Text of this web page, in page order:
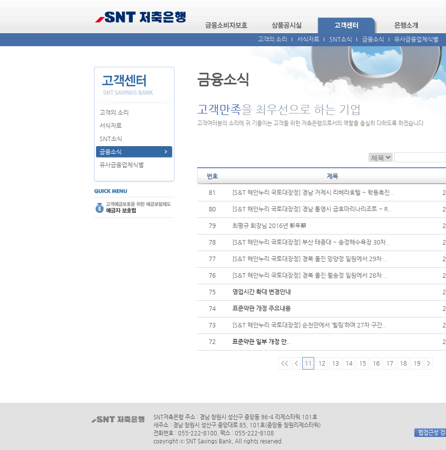
고객의 소리 서식자료 SNT소식 금융소식 유사금융업체식별
고객의 소리
서식자료
SNT소식
금융소식
유사금융업체식별
금융소식
고객만족을 최우선으로 하는 기업
고객여러분의 소리에 귀 기울이는 고객을 위한 저축은행으로서의 역할을 충실히 다하도록 하겠습니다.
번호 제목
<< < 11 12 13 14 15 16 17 18 19 >
81 [S&T 해안누리 국토대장정] 경남 거제시 리베라호텔 ~ 학동흑진..
80 [S&T 해안누리 국토대장정] 경남 통영시 금호마리나리조트 ~ R..
79 최평규 회장님 2016년 新年辭
78 [S&T 해안누리 국토대장정] 부산 태종대 ~ 송정해수욕장 30차..
77 [S&T 해안누리 국토대장정] 경북 울진 망양정 일원에서 29차 ..
76 [S&T 해안누리 국토대장정] 경북 울진 월송정 일원에서 28차 ..
75 영업시간 확대 변경안내
74 표준약관 개정 주요내용
73 [S&T 해안누리 국토대장정] 순천만에서 ‘힐링’하며 27차 구간..
72 표준약관 일부 개정 안..
SNT저축은행 주소 : 경남 창원시 성산구 중앙동 96-4 리제스타워 101호
새주소 : 경남 창원시 성산구 중앙대로 85, 101호(중앙동 창원리제스타워)
전화번호 : 055-222-8100, 팩스 : 055-222-8108
copyright ⓒ SNT Savings Bank, All rights reserved.
웹접근성